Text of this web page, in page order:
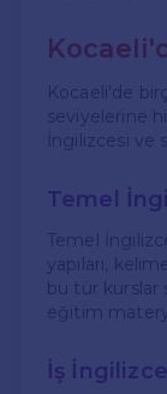
Kocaeli'de
seviyelerine
İngilizcesi ve
Temel
Temel
yapıları,
bu tür kurslar
eğitim
İş